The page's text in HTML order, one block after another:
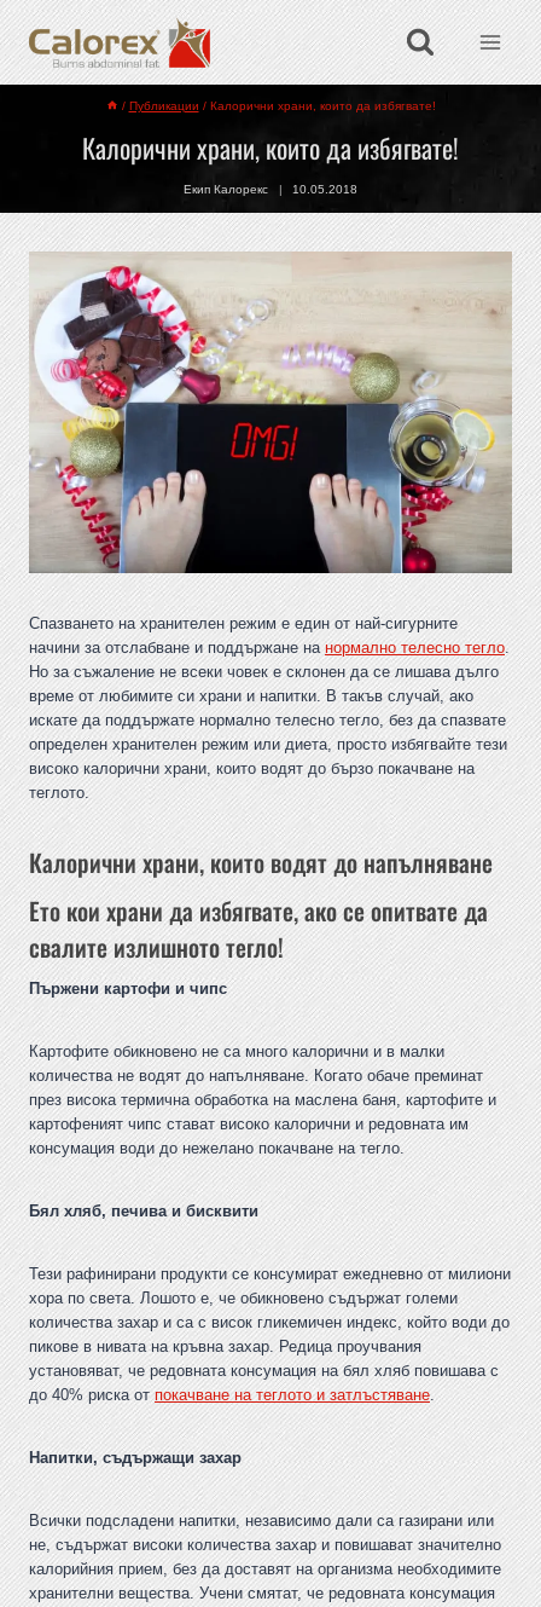
/ Публикации / Калорични храни, които да избягвате!
Калорични храни, които да избягвате!
Екип Калорекс 10.05.2018
Спазването на хранителен режим е един от най-сигурните
начини за отслабване и поддържане на нормално телесно тегло.
Но за съжаление не всеки човек е склонен да се лишава дълго
време от любимите си храни и напитки. В такъв случай, ако
искате да поддържате нормално телесно тегло, без да спазвате
определен хранителен режим или диета, просто избягвайте тези
високо калорични храни, които водят до бързо покачване на
теглото.
Калорични храни, които водят донапълняване
Ето кои храни да избягвате, ако се опитвате да
свалите излишното тегло!
Пържени картофи и чипс
Картофите обикновено не са много калорични и в малки
количества не водят до напълняване. Когато обаче преминат
през висока термична обработка на маслена баня, картофите и
картофеният чипс стават високо калорични и редовната им
консумация води до нежелано покачване на тегло.
Бял хляб, печива и бисквити
Тези рафинирани продукти се консумират ежедневно от милиони
хора по света. Лошото е, че обикновено съдържат големи
количества захар и са с висок гликемичен индекс, който води до
пикове в нивата на кръвна захар. Редица проучвания
установяват, че редовната консумация на бял хляб повишава с
до 40% риска отпокачване на теглото и затлъстяване.
Напитки, съдържащи захар
Всички подсладени напитки, независимо дали са газирани или
не, съдържат високи количества захар и повишават значително
калорийния прием, без да доставят на организма необходимите
хранителни вещества. Учени смятат, че редовната консумация